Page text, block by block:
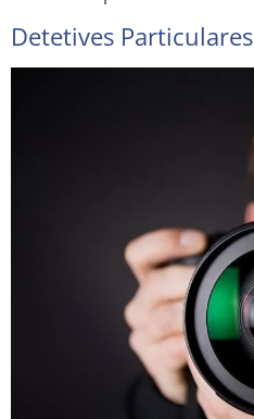
Detetives